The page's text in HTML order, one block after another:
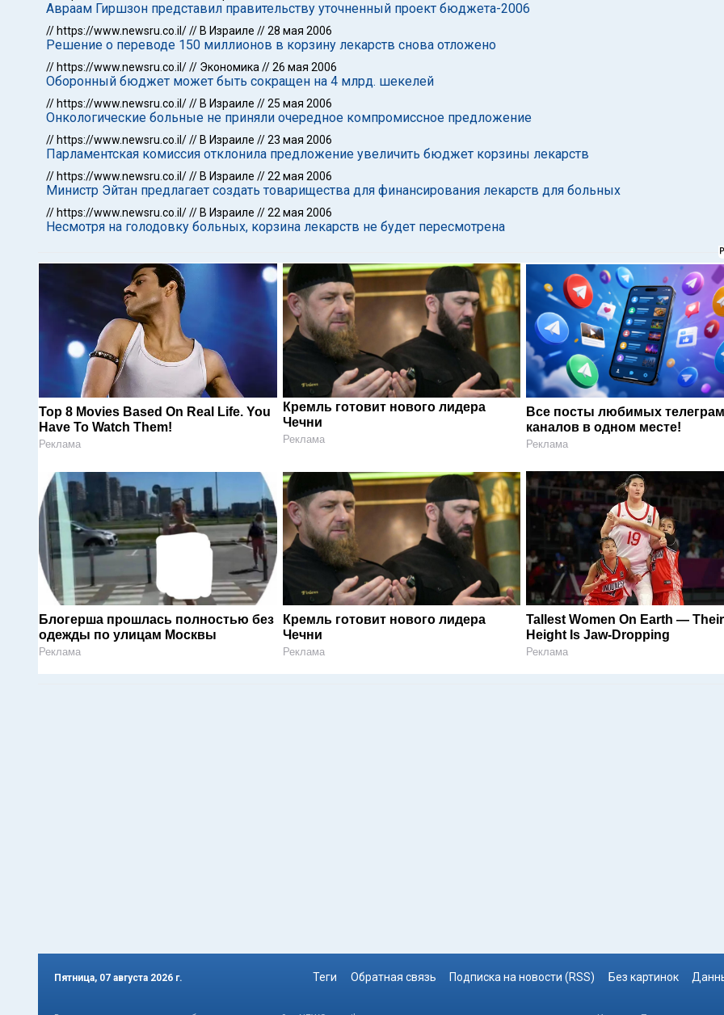
Авраам Гиршзон представил правительству уточненный проект бюджета-2006
// https://www.newsru.co.il/// В Израиле //28 мая 2006
Решение о переводе 150 миллионов в корзину лекарств снова отложено
// https://www.newsru.co.il/// Экономика //26 мая 2006
Оборонный бюджет может быть сокращен на 4 млрд. шекелей
// https://www.newsru.co.il/// В Израиле //25 мая 2006
Онкологические больные не приняли очередное компромиссное предложение
// https://www.newsru.co.il/// В Израиле //23 мая 2006
Парламентская комиссия отклонила предложение увеличить бюджет корзины лекарств
// https://www.newsru.co.il/// В Израиле //22 мая 2006
Министр Эйтан предлагает создать товарищества для финансирования лекарств для больных
// https://www.newsru.co.il/// В Израиле //22 мая 2006
Несмотря на голодовку больных, корзина лекарств не будет пересмотрена
Top 8 Movies Based On Real Life. You
Have To Watch Them!
Реклама
Кремль готовит нового лидера
Чечни
Реклама
Все посты любимых
каналов в одном месте!
Реклама
Блогерша прошлась полностью без
одежды по улицам Москвы
Реклама
Кремль готовит нового лидера
Чечни
Реклама
Tallest Women On Earth — Their
Height Is Jaw-Dropping
Реклама
Пятница, 07 августа 2026 г. Теги Обратная связь Подписка на новости (RSS) Без картинок